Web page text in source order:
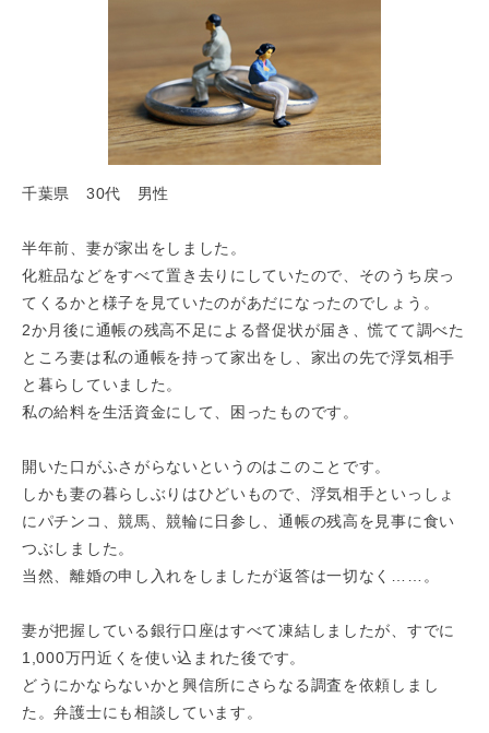
千葉県 30代 男性
半年前、妻が家出をしました。
化粧品などをすべて置き去りにしていたので、そのうち戻っ
てくるかと様子を見ていたのがあだになったのでしょう。
2か月後に通帳の残高不足による督促状が届き、慌てて調べた
ところ妻は私の通帳を持って家出をし、家出の先で浮気相手
と暮らしていました。
私の給料を生活資金にして、困ったものです。
開いた口がふさがらないというのはこのことです。
しかも妻の暮らしぶりはひどいもので、浮気相手といっしょ
にパチンコ、競馬、競輪に日参し、通帳の残高を見事に食い
つぶしました。
当然、離婚の申し入れをしましたが返答は一切なく……。
妻が把握している銀行口座はすべて凍結しましたが、すでに
1,000万円近くを使い込まれた後です。
どうにかならないかと興信所にさらなる調査を依頼しまし
た。弁護士にも相談しています。